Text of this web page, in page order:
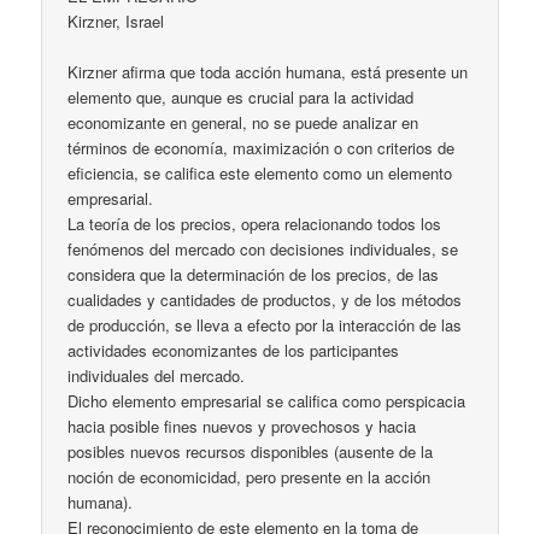
Kirzner, Israel
Kirzner afirma que toda acción humana, está presente un
elemento que, aunque es crucial para la actividad
economizante en general, no se puede analizar en
términos de economía, maximización o con criterios de
eficiencia, se califica este elemento como un elemento
empresarial.
La teoría de los precios, opera relacionando todos los
fenómenos del mercado con decisiones individuales, se
considera que la determinación de los precios, de las
cualidades y cantidades de productos, y de los métodos
de producción, se lleva a efecto por la interacción de las
actividades economizantes de los participantes
individuales del mercado.
Dicho elemento empresarial se califica como perspicacia
hacia posible fines nuevos y provechosos y hacia
posibles nuevos recursos disponibles (ausente de la
noción de economicidad, pero presente en la acción
humana).
El reconocimiento de este elemento en la toma de